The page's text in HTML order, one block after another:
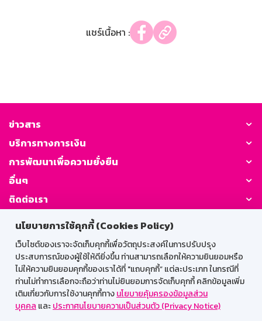
นโยบายการใช้คุกกี้ (Cookies Policy)
เว็บไซต์ของเราจะจัดเก็บคุกกี้เพื่อวัตถุประสงค์ในการปรับปรุง
ประสบการณ์ของผู้ใช้ให้ดียิ่งขึ้น ท่านสามารถเลือกให้ความยินยอมหรือ
ไม่ให้ความยินยอมคุกกี้ของเราได้ที่ "แถบคุกกี้” แต่ละประเภท ในกรณีที่
ท่านไม่ทำการเลือกจะถือว่าท่านไม่ยินยอมการจัดเก็บคุกกี้ คลิกข้อมูลเพิ่ม
เติมเกี่ยวกับการใช้งานคุกกี้ทางนโยบายคุ้มครองข้อมูลส่วน
บุคคล และประกาศนโยบายความเป็นส่วนตัว (Privacy Notice)
แชร์เนื้อหา :
ข่าวสาร
บริการทางการเงิน
การพัฒนาเพื่อความยั่งยืน
อื่นๆ
ติดต่อเรา
GSB Society:
สำหรับพนักงาน
Web HR
GSB Wisdom
M-Search